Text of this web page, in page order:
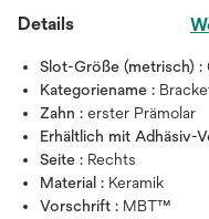
Details
Slot-Größe (metrisch) :
Kategoriename :
Zahn : erster Prämolar
Erhältlich mit Adhäsiv-
Seite : Rechts
Material : Keramik
Vorschrift : MBT™